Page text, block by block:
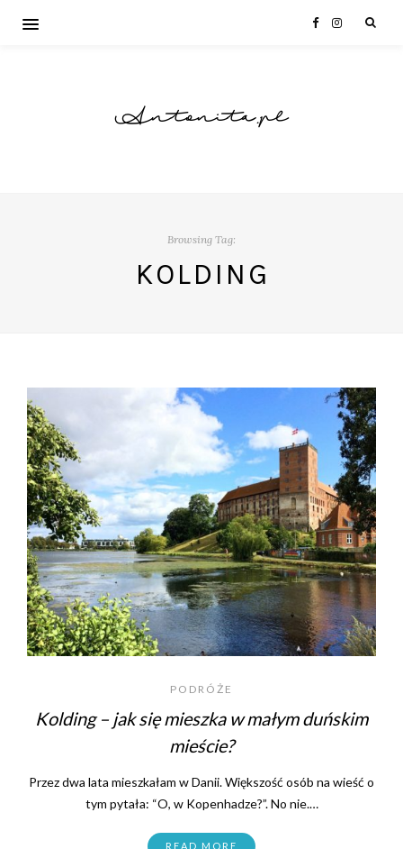
Antonita.pl
Browsing Tag:
KOLDING
PODRÓŻE
Kolding – jak się mieszka w małym duńskim
mieście?
Przez dwa lata mieszkałam w Danii. Większość osób na wieść o
tym pytała: “O, w Kopenhadze?”. No nie.…
READ MORE